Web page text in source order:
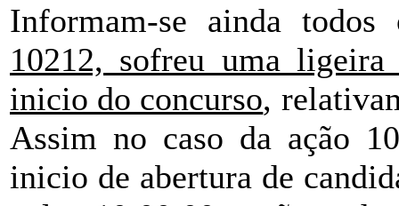
Informam-se ainda
10212, sofreu uma
inicio do concurso,
Assim no caso da ação
inicio de abertura de